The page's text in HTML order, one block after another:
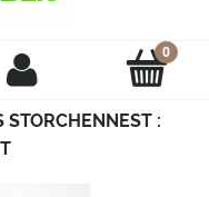
STORCHENNEST :